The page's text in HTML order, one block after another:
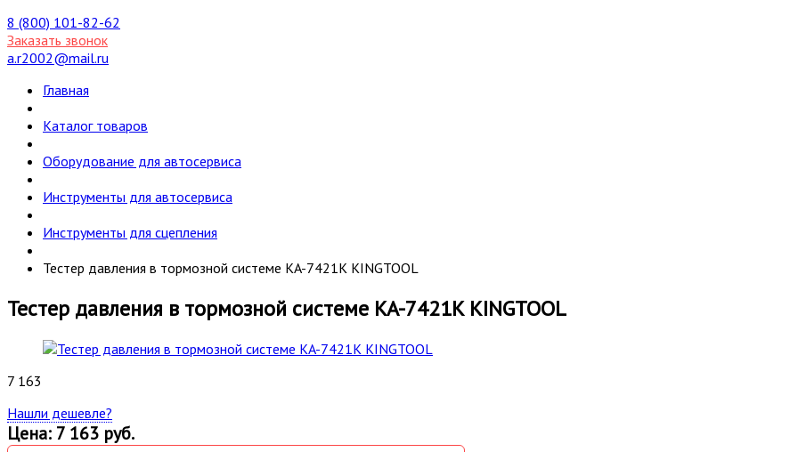
8 (800) 101-82-62
Заказать звонок
a.r2002@mail.ru
Главная
Каталог товаров
Оборудование для автосервиса
Инструменты для автосервиса
Инструменты для сцепления
Тестер давления в тормозной системе KA-7421K KINGTOOL
Тестер давления в тормозной системе KA-7421K KINGTOOL
7 163
Нашли дешевле?
Цена: 7 163 руб.